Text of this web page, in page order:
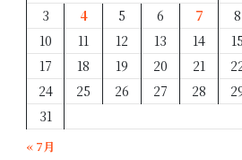
3
4 5 6 7 8
10
11 12 13 14 15
17
18 19 20 21
24
25 26 27 28
31
« 7月